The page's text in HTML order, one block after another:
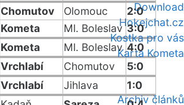
Download
Hokejchat.cz
Kostka pro vás
Karta Kometa
Archiv článků
Chomutov Olomouc
2:0
Kometa Ml. Boleslav 3:0
Kometa Ml. Boleslav 4:0
Vrchlabí Chomutov
5:0
Vrchlabí Jihlava
1:0